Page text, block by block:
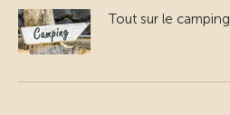
Tout sur le camping